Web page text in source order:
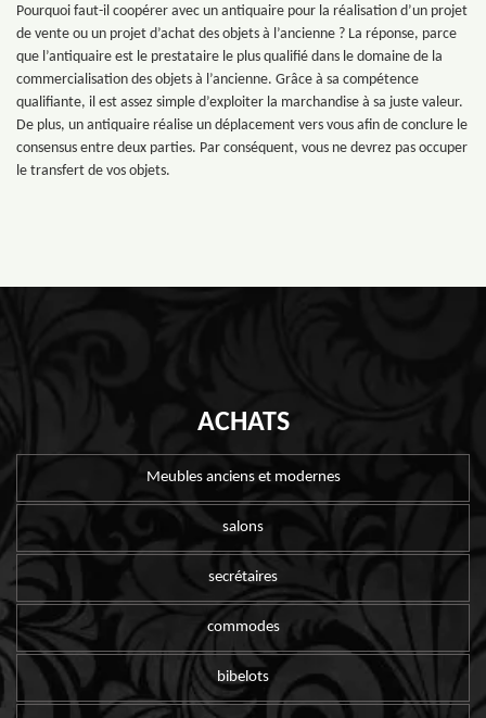
Pourquoi faut-il coopérer avec un antiquaire pour la réalisation d’un projet
de vente ou un projet d’achat des objets à l’ancienne ? La réponse, parce
que l’antiquaire est le prestataire le plus qualifié dans le domaine de la
commercialisation des objets à l’ancienne. Grâce à sa compétence
qualifiante, il est assez simple d’exploiter la marchandise à sa juste valeur.
De plus, un antiquaire réalise un déplacement vers vous afin de conclure le
consensus entre deux parties. Par conséquent, vous ne devrez pas occuper
le transfert de vos objets.
ACHATS
Meubles anciens et modernes
salons
secrétaires
commodes
bibelots